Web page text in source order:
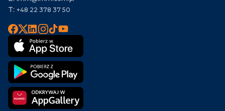
T: +48 22 378 37 50